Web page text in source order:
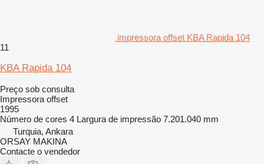
impressora offset KBA Rapida 104
11
KBA Rapida 104
Preço sob consulta
Impressora offset
1995
Número de cores 4 Largura de impressão 7.201.040 mm
Turquia, Ankara
ORSAY MAKINA
Contacte o vendedor